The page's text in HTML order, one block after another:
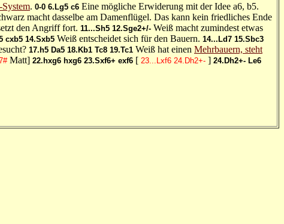
. 0-0 6.Lg5 c6 Eine mögliche Erwiderung mit der Idee a6, b5.
macht dasselbe am Damenflügel. Das kann kein friedliches Ende
den Angriff fort. 11...Sh5 12.Sge2+/- Weiß macht zumindest etwas
cxb5 14.Sxb5 Weiß entscheidet sich für den Bauern. 14...Ld7 15.Sbc3
17.h5 Da5 18.Kb1 Tc8 19.Tc1 Weiß hat einen Mehrbauern, steht
Matt] 22.hxg6 hxg6 23.Sxf6+ exf6 [ 23...Lxf6 24.Dh2+- ] 24.Dh2+- Le6